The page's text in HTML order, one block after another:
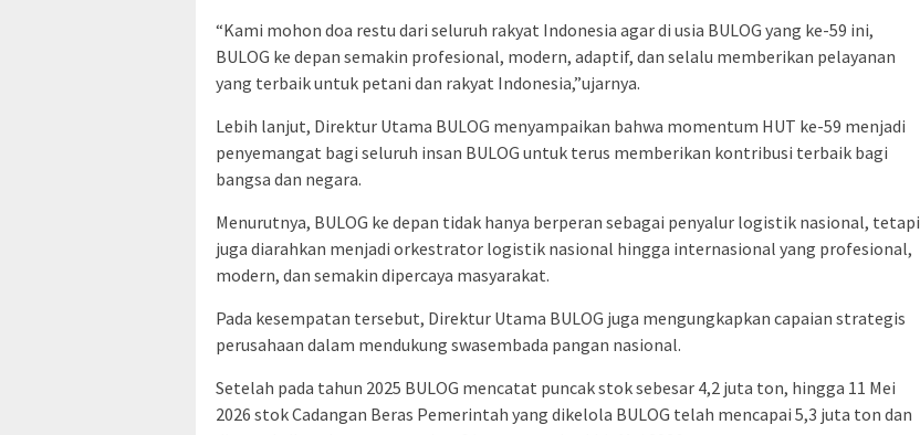
“Kami mohon doa restu dari seluruh rakyat Indonesia agar di usia BULOG yang ke-59 ini,
BULOG ke depan semakin profesional, modern, adaptif, dan selalu memberikan pelayanan
yang terbaik untuk petani dan rakyat Indonesia,”ujarnya.
Lebih lanjut, Direktur Utama BULOG menyampaikan bahwa momentum HUT ke-59 menjadi
penyemangat bagi seluruh insan BULOG untuk terus memberikan kontribusi terbaik bagi
bangsa dan negara.
Menurutnya, BULOG ke depan tidak hanya berperan sebagai penyalur logistik nasional, tetapi
juga diarahkan menjadi orkestrator logistik nasional hingga internasional yang profesional,
modern, dan semakin dipercaya masyarakat.
Pada kesempatan tersebut, Direktur Utama BULOG juga mengungkapkan capaian strategis
perusahaan dalam mendukung swasembada pangan nasional.
Setelah pada tahun 2025 BULOG mencatat puncak stok sebesar 4,2 juta ton, hingga 11 Mei
2026 stok Cadangan Beras Pemerintah yang dikelola BULOG telah mencapai 5,3 juta ton dan